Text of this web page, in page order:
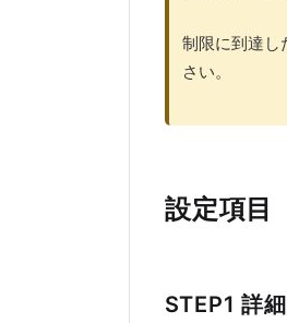
制限に到達し
さい。
設定項目
STEP1 詳